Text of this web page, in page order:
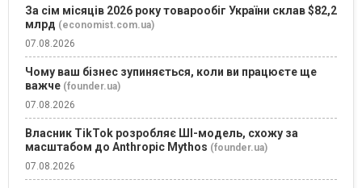
За сім місяців 2026 року товарообіг України склав $82,2
млрд (economist.com.ua)
07.08.2026
Чому ваш бізнес зупиняється, коли ви працюєте ще
важче (founder.ua)
07.08.2026
Власник TikTok розробляє ШІ-модель, схожу за
масштабом до Anthropic Mythos (founder.ua)
07.08.2026